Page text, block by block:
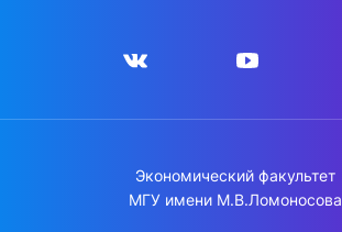
Экономический факультет
МГУ имени М.В.Ломоносова